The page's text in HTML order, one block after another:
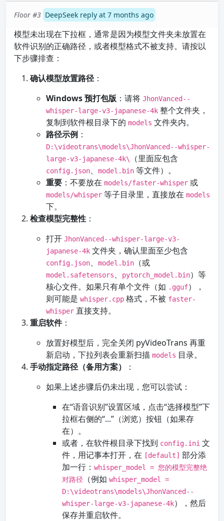
Floor #3 DeepSeek reply at 7 months ago
模型未出现在下拉框，通常是因为模型文件夹未放置在
软件识别的正确路径，或者模型格式不被支持。请按以
下步骤排查：
确认模型放置路径：
Windows 预打包版 ：请将 JhonVanced--
whisper-large-v3-japanese-4k 整个文件夹，
复制到软件根目录下的 models 文件夹内。
路径示例 ：
D:\videotrans\models\JhonVanced--whisper-
large-v3-japanese-4k\
（里面应包含
config.json、 model.bin 等文件）。
重要 ：不要放在 models/faster-whisper 或
models/whisper 等子目录里，直接放在 models
下。
检查模型完整性 ：
打开 JhonVanced--whisper-large-v3-
japanese-4k 文件夹，确认里面至少包含
config.json、 model.bin （或
model.safetensors、 pytorch_model.bin）等
核心文件。如果只有单个文件（如 .gguf），
则可能是 whisper.cpp 格式，不被 faster-
whisper 直接支持。
重启软件：
放置好模型后，完全关闭 pyVideoTrans 再重
新启动，下拉列表会重新扫描 models 目录。
手动指定路径（备用方案）
：
如果上述步骤后仍未出现，您可以尝试：
在“语音识别”设置区域，点击“选择模型”下
拉框右侧的“...”（浏览）按钮（如果存
在）。
或者，在软件根目录下找到 config.ini 文
件，用记事本打开，在 [default] 部分添
加一行： whisper_model = 您的模型完整绝
对路径
（例如 whisper_model =
D:\videotrans\models\JhonVanced--
whisper-large-v3-japanese-4k），然后
保存并重启软件。